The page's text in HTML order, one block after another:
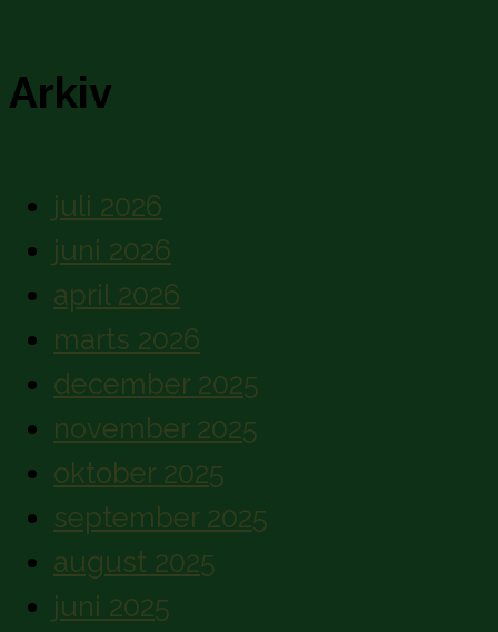
Arkiv
juli 2026
juni 2026
april 2026
marts 2026
december 2025
november 2025
oktober 2025
september 2025
august 2025
juni 2025